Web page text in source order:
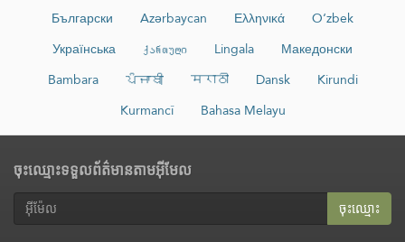
Български
Azərbaycan Ελληνικά
O‘zbek
Українська
ქართული Lingala
Македонски
Bambara
ਪੰਜਾਬੀ मराठी Dansk
Kirundi
Kurmancî
Bahasa Melayu
ចុះឈ្មោះទទួលព័ត៌មានតាមអ៊ីមែល
ចុះ​ឈ្មោះ